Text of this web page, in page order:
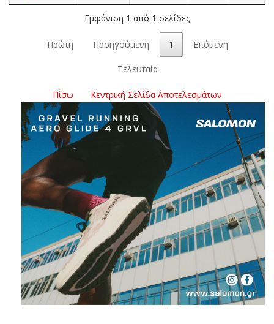
Εμφάνιση 1 από 1 σελίδες
Πρώτη Προηγούμενη 1 Επόμενη
Τελευταία
Πίσω Κεντρική Σελίδα Αποτελεσμάτων